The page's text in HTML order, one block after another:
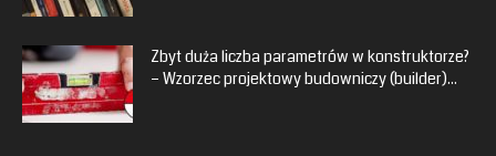
Zbyt duża liczba parametrów w konstruktorze?
– Wzorzec projektowy budowniczy (builder)...